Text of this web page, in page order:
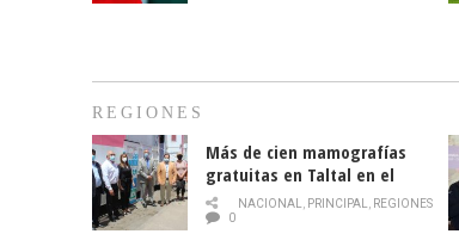
REGIONES
Más de cien mamografías
gratuitas en Taltal en el
mes de la prevención del
cáncer de mama
NACIONAL, PRINCIPAL, REGIONES
0